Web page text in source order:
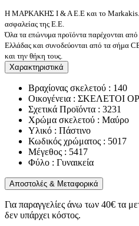
Η ΜΑΡΚΑΚΗΣ Ι & Α Ε.Ε και το
ασφαλείας της Ε.Ε.
Όλα τα επώνυμα προϊόντα παρέχονται
Ελλάδας και συνοδεύονται από τα σήμα
και την θήκη τους.
Χαρακτηριστικά
Βραχίονας σκελετού : 140
Οικογένεια : ΣΚΕΛΕΤΟΙ
Σχετικά Προϊόντα : 3231
Χρώμα σκελετού : Μαύρο
Υλικό : Πάστινο
Κωδικός χρώματος : 5017
Μέγεθος : 5417
Φύλο : Γυναικεία
Αποστολές & Μεταφορικά
Για παραγγελίες άνω των 40€ τα
δεν υπάρχει κόστος.